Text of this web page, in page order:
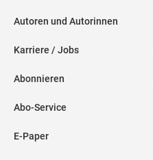
Autoren und Autorinnen
Karriere / Jobs
Abonnieren
Abo-Service
E-Paper